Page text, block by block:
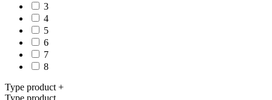
3
4
5
6
7
8
Type product +
Type product